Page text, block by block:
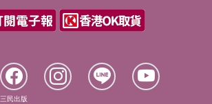
三民出版